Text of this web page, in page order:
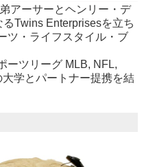
アーサーとヘンリー・デ
るTwins Enterprisesを立ち
ツ・ライフスタイル・ブ
ーツリーグ MLB, NFL,
学とパートナー提携を結